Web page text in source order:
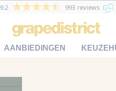
9.2 993 reviews
AANBIEDINGEN